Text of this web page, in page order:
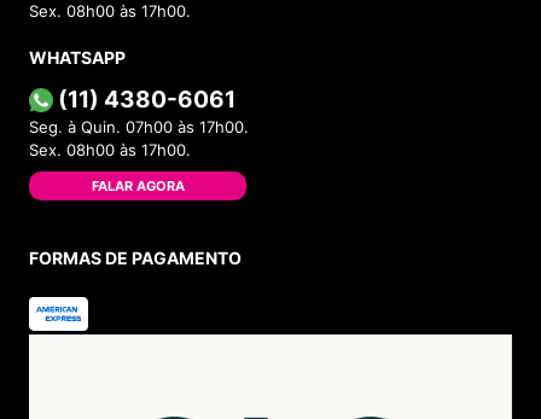
Sex. 08h00 às 17h00.
WHATSAPP
(11) 4380-6061
Seg. à Quin. 07h00 às 17h00.
Sex. 08h00 às 17h00.
FALAR AGORA
FORMAS DE PAGAMENTO